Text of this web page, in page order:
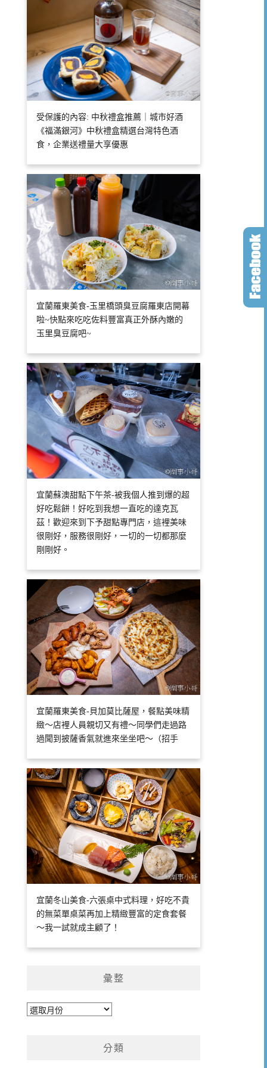
受保護的內容: 中秋禮盒推薦｜城市好酒
《福滿銀河》中秋禮盒精選台灣特色酒
食，企業送禮量大享優惠
宜蘭羅東美食-玉里橋頭臭豆腐羅東店開幕
啦~快點來吃吃佐料豐富真正外酥內嫩的
玉里臭豆腐吧~
宜蘭蘇澳甜點下午茶-被我個人推到爆的超
好吃鬆餅！好吃到我想一直吃的達克瓦
茲！歡迎來到下予甜點專門店，這裡美味
很剛好，服務很剛好，一切的一切都那麼
剛剛好。
宜蘭羅東美食-貝加莫比薩屋，餐點美味精
緻～店裡人員親切又有禮～同學們走過路
過聞到披薩香氣就進來坐坐吧～（招手
宜蘭冬山美食-六張桌中式料理，好吃不貴
的無菜單桌菜再加上精緻豐富的定食套餐
～我一試就成主顧了！
彙整
彙
分類